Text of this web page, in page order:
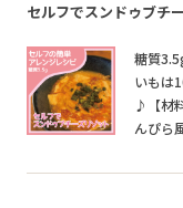
セルフでスンドゥブチ
糖質
いもは
♪【材
んぴら